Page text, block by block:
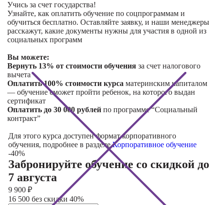
Учись за счет государства!
Узнайте, как оплатить обучение по соцпрограммам и
обучиться бесплатно. Оставляйте заявку, и наши менеджеры
расскажут, какие документы нужны для участия в одной из
социальных программ
Вы можете:
Вернуть 13% от стоимости обучения за счет налогового
вычета
Оплатить 100% стоимости курса материнским капиталом
— обучение сможет пройти ребенок, на которого выдан
сертификат
Оплатить до 30 000 рублей по программе “Социальный
контракт”
Для этого курса доступен формат корпоративного
обучения, подробнее в разделеКорпоративное обучение
-40%
Забронируйте обучение со скидкой до
7 августа
9 900 ₽
16 500 без скидки 40%